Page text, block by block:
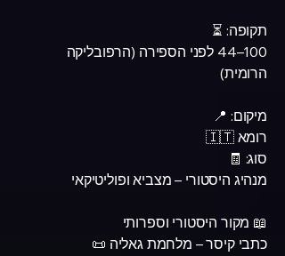
תקופה: ⏳
100–44 לפני הספירה (הרפובליקה
הרומית)
מיקום: 📍
רומא 🇮🇹
סוג: 🧾
מנהיג היסטורי – מצביא ופוליטיקאי
📖 מקור היסטורי וספרותי
כתבי קיסר – מלחמת גאליה 📜